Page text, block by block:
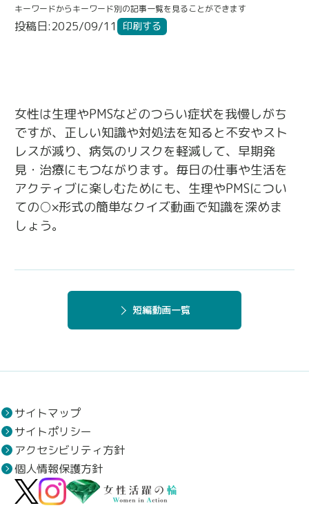
キーワードからキーワード別の記事一覧を見ることができます
投稿日:2025/09/11 印刷する
女性は生理やPMSなどのつらい症状を我慢しがち
ですが、正しい知識や対処法を知ると不安やスト
レスが減り、病気のリスクを軽減して、早期発
見・治療にもつながります。毎日の仕事や生活を
アクティブに楽しむためにも、生理やPMSについ
ての○×形式の簡単なクイズ動画で知識を深めま
しょう。
短編動画一覧
サイトマップ
サイトポリシー
アクセシビリティ方針
個人情報保護方針